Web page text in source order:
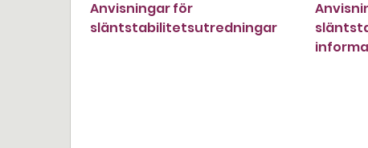
Anvisningar för
släntstabilitetsutredningar